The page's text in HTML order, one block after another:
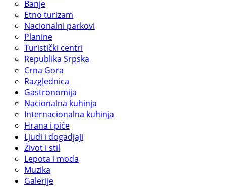
Banje
Etno turizam
Nacionalni parkovi
Planine
Turistički centri
Republika Srpska
Crna Gora
Razglednica
Gastronomija
Nacionalna kuhinja
Internacionalna kuhinja
Hrana i piće
Ljudi i dogadjaji
Život i stil
Lepota i moda
Muzika
Galerije